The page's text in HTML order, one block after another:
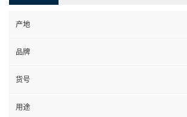
产地
品牌
货号
用途